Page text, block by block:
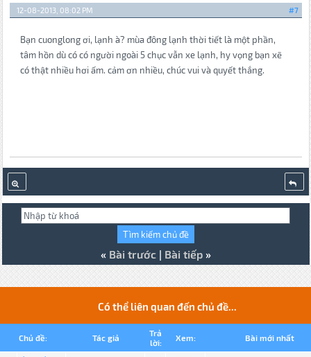
#7
12-08-2013, 08:02 PM
Bạn cuonglong ơi, lạnh à? mùa đông lạnh thời tiết là một phần,
tâm hồn dù có có người ngoài 5 chục vẫn xe lạnh, hy vọng bạn xẽ
có thật nhiều hơi ấm. cảm ơn nhiều, chúc vui và quyết thắng.
« Bài trước| Bài tiếp»
Có thể liên quan đến chủ đề...
Chủ đề: Tác giả
Trả
lời:
Xem: Bài mới nhất